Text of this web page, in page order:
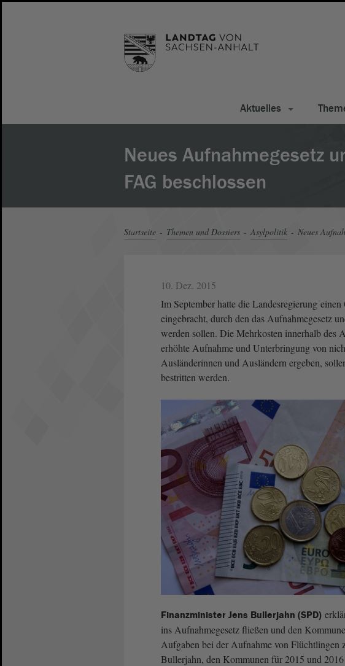
Aktuelles
Neues Aufnahmegesetz
FAG beschlossen
Startseite Themen und Dossiers Asylpolitik Neues
10. Dez. 2015
Im September hatte die Landesregierung
eingebracht, durch den das Aufnahmegesetz
werden sollen. Die Mehrkosten innerhalb des
erhöhte Aufnahme und Unterbringung von
Ausländerinnen und Ausländern ergeben,
bestritten werden.
Finanzminister Jens Bullerjahn (SPD)
ins Aufnahmegesetz fließen und den
Aufgaben bei der Aufnahme von Flüchtlingen
Bullerjahn, den Kommunen für 2015 und